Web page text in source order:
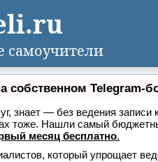
собственном Telegram-
знает — без ведения
тоже. Нашли самый
месяц бесплатно.
который упрощает
самоучители